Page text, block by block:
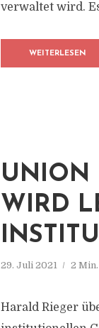
verwaltet wird.
WEITERLESEN
UNION
WIRD
29. Juli 2021 2
Harald Rieger